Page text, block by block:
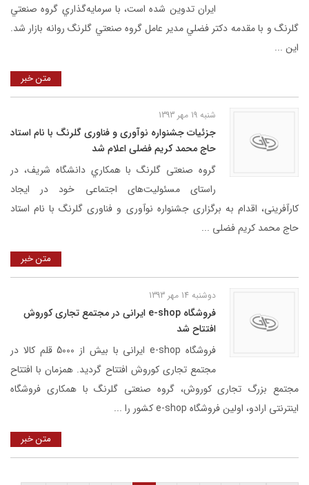
ايران تدوين شده است، با سرمايه‌گذاري گروه صنعتي
گلرنگ و با مقدمه دكتر فضلي مدير عامل گروه صنعتي گلرنگ روانه بازار شد.
اين ...
متن خبر
شنبه 19 مهر 1393
جزئيات جشنواره نوآوری و فناوری گلرنگ با نام استاد
حاج محمد کریم فضلی اعلام شد
گروه صنعتی گلرنگ با همكاري دانشگاه شريف، در
راستای مسئولیت‌های اجتماعی خود در ایجاد
کارآفرینی، اقدام به برگزاری جشنواره نوآوری و فناوری گلرنگ با نام استاد
حاج محمد کریم فضلی ...
متن خبر
دوشنبه 14 مهر 1393
فروشگاه e-shop ایرانی در مجتمع تجاری کوروش
افتتاح شد
فروشگاه e-shop ایرانی با بیش از 5000 قلم کالا در
مجتمع تجاری کوروش افتتاح گردید. همزمان با افتتاح
مجتمع بزرگ تجاری کوروش، گروه صنعتی گلرنگ با همکاری فروشگاه
اینترنتی ارادو، اولین فروشگاه e-shop کشور را ...
متن خبر